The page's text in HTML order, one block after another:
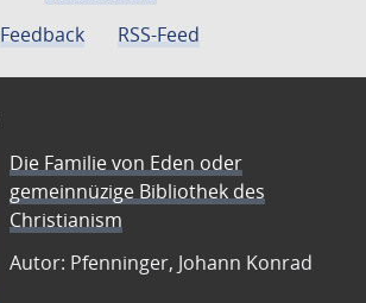
Feedback
RSS-Feed
Die Familie von Eden oder
gemeinnüzige Bibliothek des
Christianism
Autor: Pfenninger, Johann Konrad